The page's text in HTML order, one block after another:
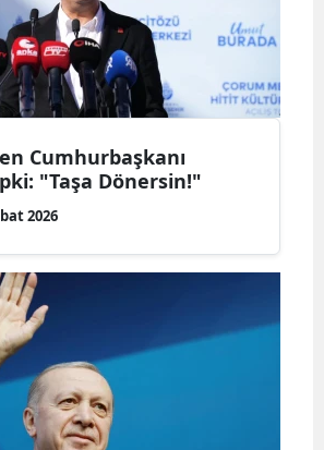
Cumhurbaşkanı
"Taşa Dönersin!"
2026